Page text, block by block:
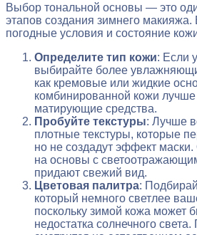
Выбор тональной основы — это
этапов создания зимнего
погодные условия и состояние
Определите тип кожи: Если
выбирайте более
как кремовые или жидкие
комбинированной кожи лучше
матирующие средства.
Пробуйте текстуры: Лучше
плотные текстуры, которые
но не создадут эффект
на основы с
придают свежий вид.
Цветовая палитра:
который немного светлее
поскольку зимой кожа может
недостатка солнечного